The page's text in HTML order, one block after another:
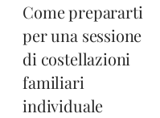
Come prepararti
per una sessione
di costellazioni
familiari
individuale